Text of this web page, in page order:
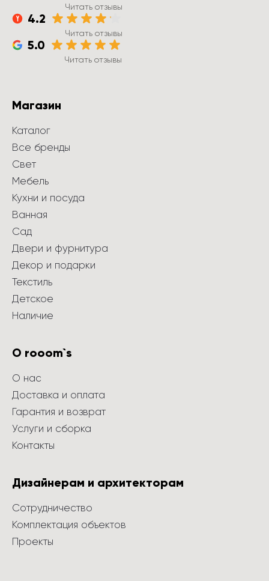
Читать отзывы
4.2
Читать отзывы
5.0
Читать отзывы
Магазин
Каталог
Все бренды
Свет
Мебель
Кухни и посуда
Ванная
Сад
Двери и фурнитура
Декор и подарки
Текстиль
Детское
Наличие
О rooom`s
О нас
Доставка и оплата
Гарантия и возврат
Услуги и сборка
Контакты
Дизайнерам и архитекторам
Сотрудничество
Комплектация объектов
Проекты